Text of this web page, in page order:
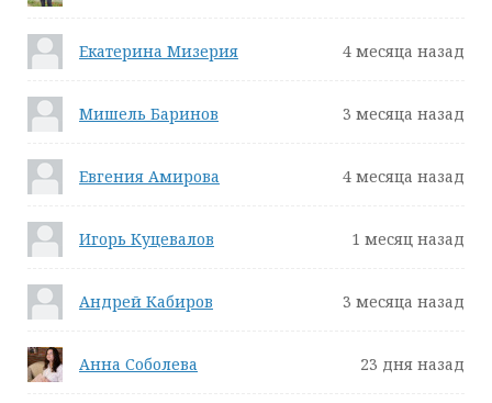
Екатерина Мизерия 4 месяца назад
Мишель Баринов 3 месяца назад
Евгения Амирова 4 месяца назад
Игорь Куцевалов 1 месяц назад
Андрей Кабиров 3 месяца назад
Анна Соболева 23 дня назад